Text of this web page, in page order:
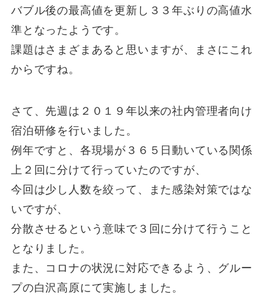
バブル後の最高値を更新し３３年ぶりの高値水
準となったようです。
課題はさまざまあると思いますが、まさにこれ
からですね。
さて、先週は２０１９年以来の社内管理者向け
宿泊研修を行いました。
例年ですと、各現場が３６５日動いている関係
上２回に分けて行っていたのですが、
今回は少し人数を絞って、また感染対策ではな
いですが、
分散させるという意味で３回に分けて行うこと
となりました。
また、コロナの状況に対応できるよう、グルー
プの白沢高原にて実施しました。